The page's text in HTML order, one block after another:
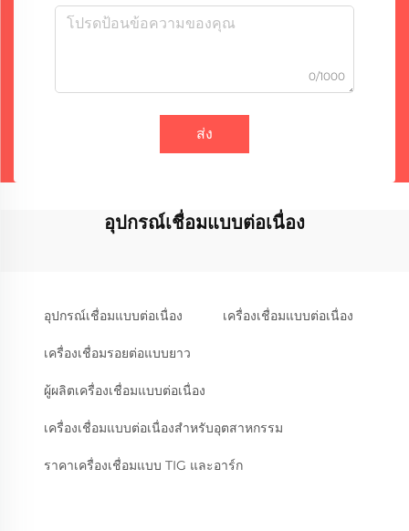
0/1000
ส่ง
อุปกรณ์เชื่อมแบบต่อเนื่อง
อุปกรณ์เชื่อมแบบต่อเนื่อง เครื่องเชื่อมแบบต่อเนื่อง
เครื่องเชื่อมรอยต่อแบบยาว
ผู้ผลิตเครื่องเชื่อมแบบต่อเนื่อง
เครื่องเชื่อมแบบต่อเนื่องสำหรับอุตสาหกรรม
ราคาเครื่องเชื่อมแบบ TIG และอาร์ก